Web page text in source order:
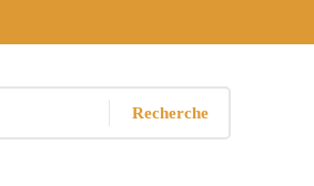
Recherche